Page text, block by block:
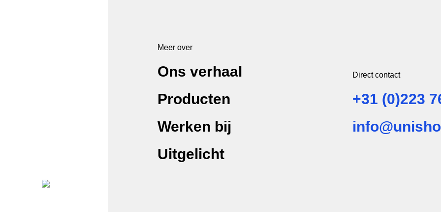
Meer over
Ons verhaal
Producten
Werken bij
Uitgelicht
Direct contact
+31 (0)223